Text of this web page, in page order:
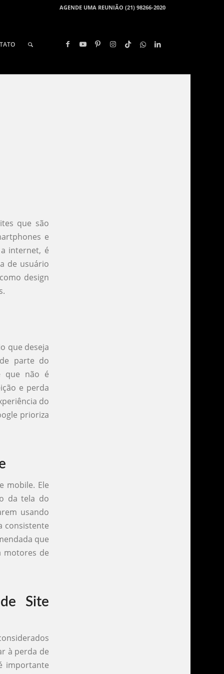
AGENDE UMA REUNIÃO (21) 98266-2020
que são
e
internet, é
de usuário
design
que deseja
parte do
que não é
e perda
do
prioriza
mobile. Ele
da tela do
usando
consistente
que
motores de
Site
à perda de
importante